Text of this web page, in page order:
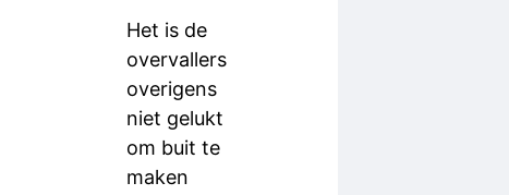
Het is de
overvallers
overigens
niet gelukt
om buit te
maken